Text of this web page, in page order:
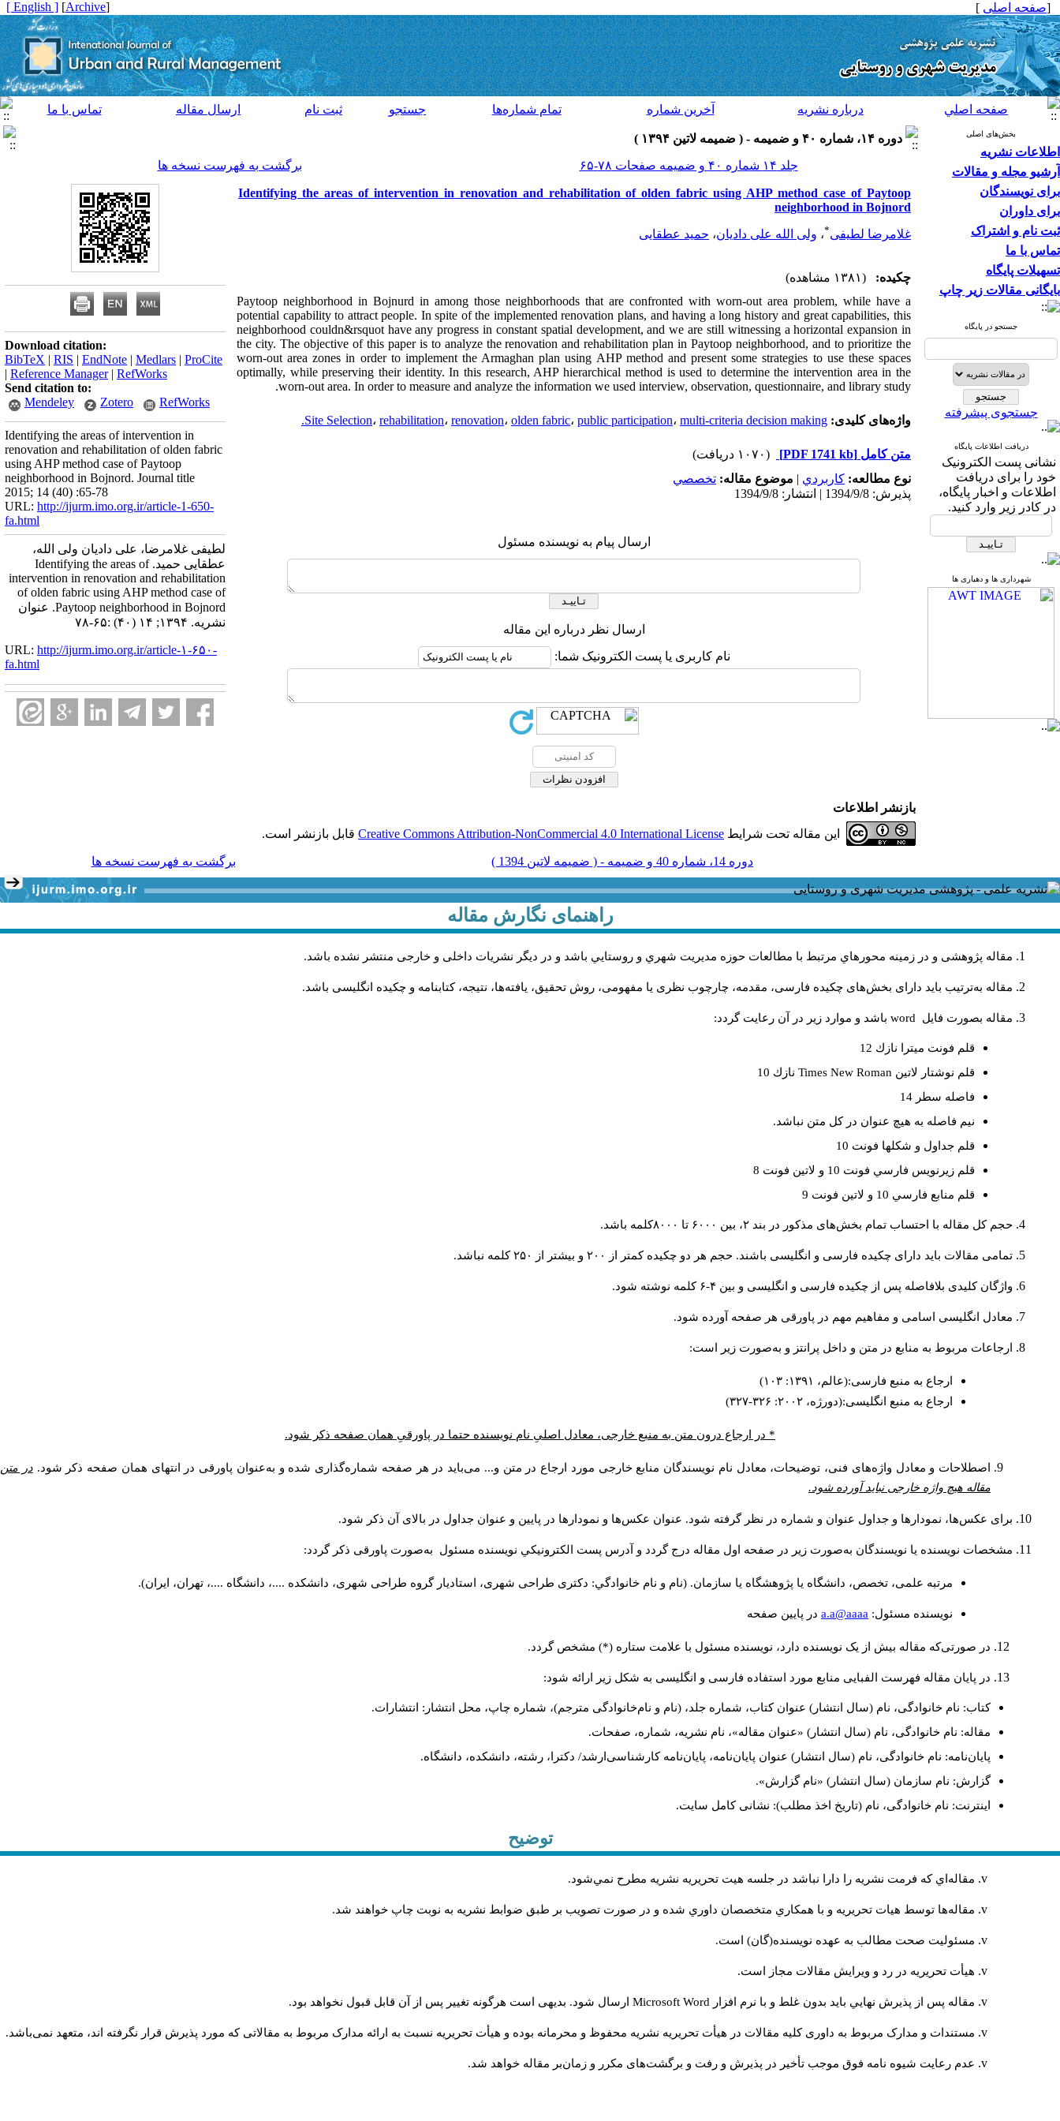
[صفحه اصلی ]
[
Archive
]
[ English ]
صفحه اصلي درباره نشريه آخرين شماره تمام شماره‌ها جستجو ثبت نام ارسال مقاله تماس با ما
بخش‌های اصلی
اطلاعات نشریه
آرشیو مجله و مقالات
برای نویسندگان
برای داوران
ثبت نام و اشتراک
تماس با ما
تسهیلات پایگاه
بایگانی مقالات زیر چاپ
جستجو در پایگاه
جستجوی پیشرفته
دریافت اطلاعات پایگاه
نشانی پست الکترونیک
خود را برای دریافت
اطلاعات و اخبار پایگاه،
در کادر زیر وارد کنید.
شهرداری ها و دهیاری ها
دوره ۱۴، شماره ۴۰ و ضميمه - ( ضميمه لاتين ۱۳۹۴ )
جلد ۱۴ شماره ۴۰ و ضميمه صفحات ۷۸-۶۵
برگشت به فهرست نسخه ها
Identifying the areas of intervention in renovation and rehabilitation of olden fabric using AHP method case of Paytoop
neighborhood in Bojnord
غلامرضا لطیفی*، ولی الله علی دادیان، حمید عطقایی
چکیده:
(۱۳۸۱ مشاهده)
Paytoop neighborhood in Bojnurd in among those neighborhoods that are confronted with worn-out area problem, while have a
potential capability to attract people. In spite of the implemented renovation plans, and having a long history and great capabilities, this
neighborhood couldn&rsquot have any progress in constant spatial development, and we are still witnessing a horizontal expansion in
the city. The objective of this paper is to analyze the renovation and rehabilitation plan in Paytoop neighborhood, and to prioritize the
worn-out area zones in order to implement the Armaghan plan using AHP method and present some strategies to use these spaces
optimally, while preserving their identity. In this research, AHP hierarchical method is used to determine the intervention area in the
worn-out area. In order to measure and analyze the information we used interview, observation, questionnaire, and library study.
واژه‌های کلیدی: Site Selection، rehabilitation، renovation، olden fabric، public participation، multi-criteria decision making.
متن کامل [PDF 1741 kb]
(۱۰۷۰ دریافت)
نوع مطالعه: كاربردي | موضوع مقاله: تخصصي
پذیرش: 1394/9/8 | انتشار: 1394/9/8
ارسال پیام به نویسنده مسئول
ارسال نظر درباره این مقاله
نام کاربری یا پست الکترونیک شما:
Download citation:
BibTeX | RIS | EndNote | Medlars | ProCite
| Reference Manager| RefWorks
Send citation to:
Mendeley
Zotero RefWorks
Identifying the areas of intervention in
renovation and rehabilitation of olden fabric
using AHP method case of Paytoop
neighborhood in Bojnord. Journal title
2015; 14 (40) :65-78
URL: http://ijurm.imo.org.ir/article-1-650-
fa.html
لطیفی غلامرضا، علی دادیان ولی الله،
عطقایی حمید. Identifying the areas of
intervention in renovation and rehabilitation
of olden fabric using AHP method case of
Paytoop neighborhood in Bojnord. عنوان
نشریه. ۱۳۹۴; ۱۴ (۴۰) :۶۵-۷۸
URL: http://ijurm.imo.org.ir/article-۱-۶۵۰-
fa.html
بازنشر اطلاعات
این مقاله تحت شرایط Creative Commons Attribution-NonCommercial 4.0 International License قابل بازنشر است.
دوره 14، شماره 40 و ضميمه - ( ضميمه لاتين 1394 ) برگشت به فهرست نسخه ها
راهنمای نگارش مقاله
مقاله پژوهشی و در زمینه محورهاي مرتبط با مطالعات حوزه مديريت شهري و روستايي باشد و در دیگر نشریات داخلی و خارجی منتشر نشده باشد.
مقاله به‌ترتیب باید دارای بخش‌های چکیده فارسی، مقدمه، چارچوب نظری یا مفهومی، روش تحقیق، یافته‌ها، نتیجه، کتابنامه و چکیده انگلیسی باشد.
مقاله بصورت فايل word باشد و موارد زير در آن رعايت گردد:
قلم فونت ميترا نازك 12
قلم نوشتار لاتين Times New Roman نازك 10
فاصله سطر 14
نيم فاصله به هيچ عنوان در كل متن نباشد.
قلم جداول و شكلها فونت 10
قلم زيرنويس فارسي فونت 10 و لاتين فونت 8
قلم منابع فارسي 10 و لاتين فونت 9
حجم کل مقاله با احتساب تمام بخش‌های مذکور در بند ۲، بین ۶۰۰۰ تا ۸۰۰۰کلمه باشد.
تمامی مقالات باید دارای چکیده فارسی و انگلیسی باشند. حجم هر دو چکیده کمتر از ۲۰۰ و بیشتر از ۲۵۰ کلمه نباشد.
واژگان کلیدی بلافاصله پس از چکیده فارسی و انگلیسی و بین ۴-۶ کلمه نوشته شود.
معادل انگلیسی اسامی و مفاهیم مهم در پاورقی هر صفحه آورده شود.
ارجاعات مربوط به منابع در متن و داخل پرانتز و به‌صورت زیر است:
ارجاع به منبع فارسی:(عالم، ۱۳۹۱: ۱۰۳)
ارجاع به منبع انگلیسی:(دورژه، ۲۰۰۲: ۳۲۶-۳۲۷)
* در ارجاع درون متن به منبع خارجی، معادل اصلیِ نام نویسنده حتما در پاورقیِ همان صفحه ذکر شود.
اصطلاحات و معادل واژه‌های فنی، توضیحات، معادل نام نویسندگان منابع خارجی مورد ارجاع در متن و... می‌باید در هر صفحه شماره‌گذاری شده و به‌عنوان پاورقی در انتهای همان صفحه ذکر شود. در متن
مقاله هیچ واژه خارجی نباید آورده شود.
برای عکس‌ها، نمودارها و جداول عنوان و شماره در نظر گرفته شود. عنوان عکس‌ها و نمودارها در پایین و عنوان جداول در بالای آن ذکر شود.
مشخصات نویسنده یا نویسندگان به‌صورت زیر در صفحه اول مقاله درج گردد و آدرس پست الكترونيكي نويسنده مسئول به‌صورت پاورقی ذکر گردد:
مرتبه علمی، تخصص، دانشگاه یا پژوهشگاه یا سازمان. (نام و نام خانوادگي: دکتری طراحی شهری، استادیار گروه طراحی شهری، دانشکده ....، دانشگاه ....، تهران، ایران).
نويسنده مسئول: a.a@aaaa در پايين صفحه
در صورتی‌که مقاله بیش از یک نویسنده دارد، نویسنده مسئول با علامت ستاره (*) مشخص گردد.
در پایان مقاله فهرست الفبایی منابع مورد استفاده فارسی و انگلیسی به شکل زیر ارائه شود:
کتاب: نام خانوادگی، نام (سال انتشار) عنوان کتاب، شماره جلد، (نام و نام‌خانوادگی مترجم)، شماره چاپ، محل انتشار: انتشارات.
مقاله: نام خانوادگی، نام (سال انتشار) «عنوان مقاله»، نام نشریه، شماره، صفحات.
پایان‌نامه: نام خانوادگی، نام (سال انتشار) عنوان پایان‌نامه، پایان‌نامه کارشناسی‌ارشد/ دکترا، رشته، دانشکده، دانشگاه.
گزارش: نام سازمان (سال انتشار) «نام گزارش».
اینترنت: نام خانوادگی، نام (تاریخ اخذ مطلب): نشانی کامل سایت.
توضیح
مقاله‌اي كه فرمت نشريه را دارا نباشد در جلسه هيت تحريريه نشريه مطرح نمي‌شود.
مقاله‌ها توسط هیات تحريريه و با همکاري متخصصان داوري شده و در صورت تصويب بر طبق ضوابط نشريه به نوبت چاپ خواهند شد.
مسئوليت صحت مطالب به عهده نويسنده(گان) است.
هيأت تحريريه در رد و ويرايش مقالات مجاز است.
مقاله پس از پذيرش نهايي باید بدون غلط و با نرم افزار Microsoft Word ارسال شود. بدیهی است هرگونه تغییر پس از آن قابل قبول نخواهد بود.
مستندات و مدارک مربوط به داوری کلیه مقالات در هیأت تحریریه نشریه محفوظ و محرمانه بوده و هیأت تحریریه نسبت به ارائه مدارک مربوط به مقالاتی که مورد پذیرش قرار نگرفته اند، متعهد نمی‌باشد.
عدم رعایت شیوه نامه فوق موجب تأخیر در پذیرش و رفت و برگشت‌‌های مکرر و زمان‌بر مقاله خواهد شد.